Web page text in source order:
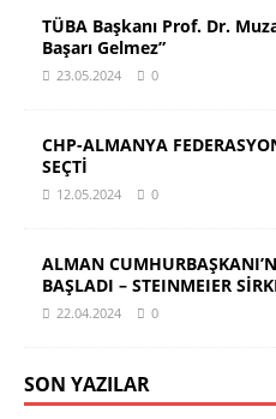
TÜBA Başkanı Prof. Dr.
Başarı Gelmez”
23.05.2024 0
CHP-ALMANYA
SEÇTİ
12.05.2024 0
ALMAN
BAŞLADI – STEINMEIER
22.04.2024 0
SON YAZILAR